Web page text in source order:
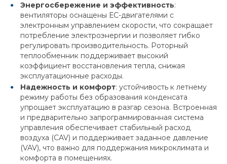
Энергосбережение и эффективность:
вентиляторы оснащены ЕС-двигателями с
электронным управлением скорости, что сокращает
потребление электроэнергии и позволяет гибко
регулировать производительность. Роторный
теплообменник поддерживает высокий
коэффициент восстановления тепла, снижая
эксплуатационные расходы.
Надежность и комфорт: устойчивость к летнему
режиму работы без образования конденсата
упрощает эксплуатацию в разгар сезона. Встроенная
и предварительно запрограммированная система
управления обеспечивает стабильный расход
воздуха (CAV) и поддерживает заданное давление
(VAV), что важно для поддержания микроклимата и
комфорта в помещениях.